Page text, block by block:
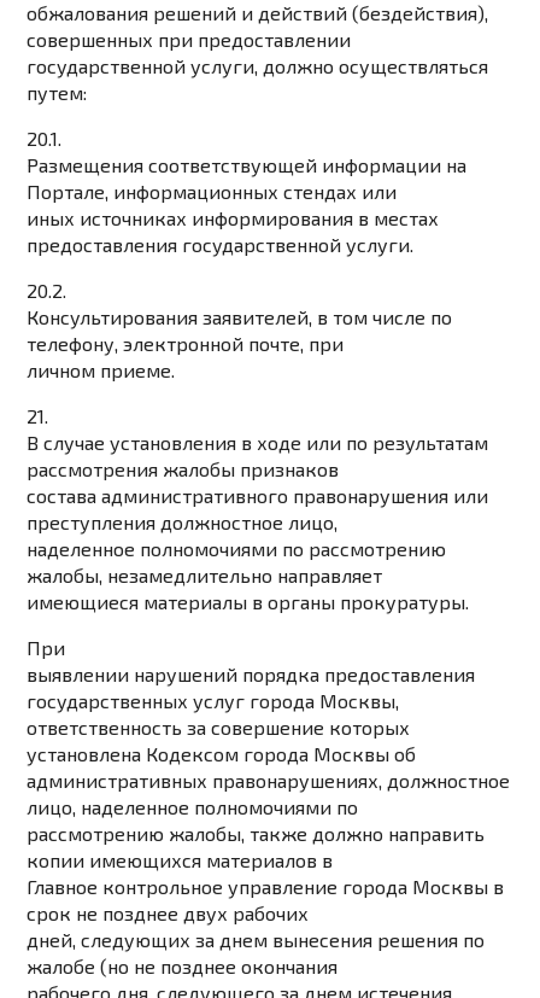
обжалования решений и действий (бездействия),
совершенных при предоставлении
государственной услуги, должно осуществляться
путем:
20.1.
Размещения соответствующей информации на
Портале, информационных стендах или
иных источниках информирования в местах
предоставления государственной услуги.
20.2.
Консультирования заявителей, в том числе по
телефону, электронной почте, при
личном приеме.
21.
В случае установления в ходе или по результатам
рассмотрения жалобы признаков
состава административного правонарушения или
преступления должностное лицо,
наделенное полномочиями по рассмотрению
жалобы, незамедлительно направляет
имеющиеся материалы в органы прокуратуры.
При
выявлении нарушений порядка предоставления
государственных услуг города Москвы,
ответственность за совершение которых
установлена Кодексом города Москвы об
административных правонарушениях, должностное
лицо, наделенное полномочиями по
рассмотрению жалобы, также должно направить
копии имеющихся материалов в
Главное контрольное управление города Москвы в
срок не позднее двух рабочих
дней, следующих за днем вынесения решения по
жалобе (но не позднее окончания
рабочего дня, следующего за днем истечения